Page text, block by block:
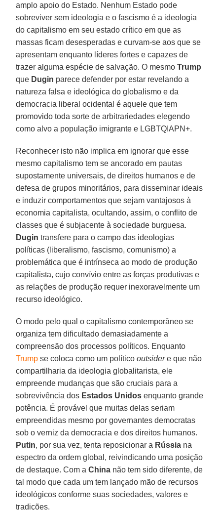
amplo apoio do Estado. Nenhum Estado pode
sobreviver sem ideologia e o fascismo é a ideologia
do capitalismo em seu estado crítico em que as
massas ficam desesperadas e curvam-se aos que se
apresentam enquanto líderes fortes e capazes de
trazer alguma espécie de salvação. O mesmoTrump
que Dugin parece defender por estar revelando a
natureza falsa e ideológica do globalismo e da
democracia liberal ocidental é aquele que tem
promovido toda sorte de arbitrariedades elegendo
como alvo a população imigrante e LGBTQIAPN+.
Reconhecer isto não implica em ignorar que esse
mesmo capitalismo tem se ancorado em pautas
supostamente universais, de direitos humanos e de
defesa de grupos minoritários, para disseminar ideais
e induzir comportamentos que sejam vantajosos à
economia capitalista, ocultando, assim, o conflito de
classes que é subjacente à sociedade burguesa.
Dugin transfere para o campo das ideologias
políticas (liberalismo, fascismo, comunismo) a
problemática que é intrínseca ao modo de produção
capitalista, cujo convívio entre as forças produtivas e
as relações de produção requer inexoravelmente um
recurso ideológico.
O modo pelo qual o capitalismo contemporâneo se
organiza tem dificultado demasiadamente a
compreensão dos processos políticos. Enquanto
Trump se coloca como um políticooutsidere que não
compartilharia da ideologia globalitarista, ele
empreende mudanças que são cruciais para a
sobrevivência dos Estados Unidos enquanto grande
potência. É provável que muitas delas seriam
empreendidas mesmo por governantes democratas
sob o verniz da democracia e dos direitos humanos.
Putin, por sua vez, tenta reposicionar a Rússia na
espectro da ordem global, reivindicando uma posição
de destaque. Com aChina não tem sido diferente, de
tal modo que cada um tem lançado mão de recursos
ideológicos conforme suas sociedades, valores e
tradições.